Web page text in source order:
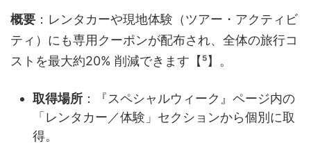
概要 ：レンタカーや現地体験（ツアー・アクティビ
ティ）にも専用クーポンが配布され、全体の旅行コ
ストを最大約20% 削減できます【⁵】。
取得場所 ：『スペシャルウィーク』ページ内の
「レンタカー／体験」セクションから個別に取
得。